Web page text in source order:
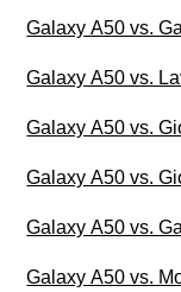
Galaxy A50 vs.
Galaxy A50 vs.
Galaxy A50 vs.
Galaxy A50 vs.
Galaxy A50 vs.
Galaxy A50 vs.